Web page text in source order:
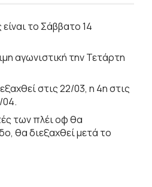
το Σάββατο 14
αγωνιστική την Τετάρτη
στις 22/03, η 4η στις
04.
των πλέι οφ θα
θα διεξαχθεί μετά το